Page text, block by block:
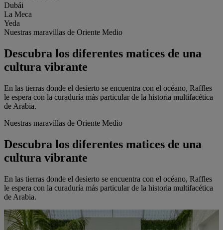
Dubái
La Meca
Yeda
Nuestras maravillas de Oriente Medio
Descubra los diferentes matices de una
cultura vibrante
En las tierras donde el desierto se encuentra con el océano, Raffles
le espera con la curaduría más particular de la historia multifacética
de Arabia.
Nuestras maravillas de Oriente Medio
Descubra los diferentes matices de una
cultura vibrante
En las tierras donde el desierto se encuentra con el océano, Raffles
le espera con la curaduría más particular de la historia multifacética
de Arabia.